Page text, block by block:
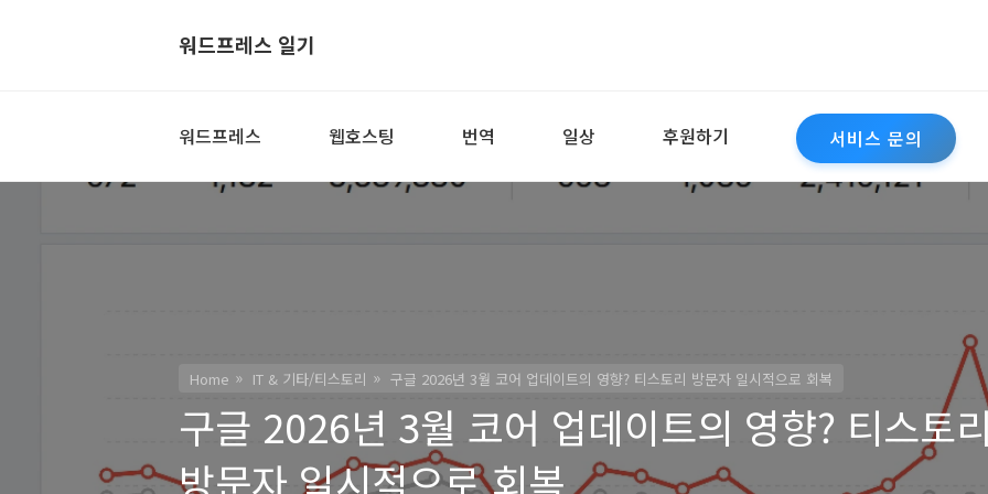
워드프레스 일기
워드프레스 웹호스팅 번역 일상 후원하기 서비스 문의
Home IT & 기타/티스토리 구글 2026년 3월 코어 업데이트의 영향? 티스토리 방문자 일시적으로 회복
구글 2026년 3월 코어 업데이트의 영향? 티스토
방문자 일시적으로 회복